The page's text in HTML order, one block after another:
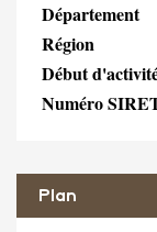
Département
Région
Début
Numéro
Plan